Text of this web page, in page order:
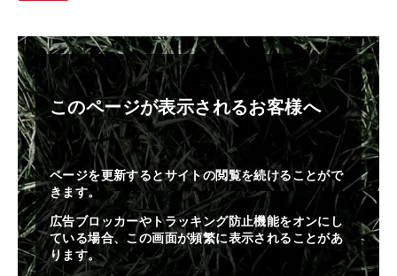
このページが表示されるお客様へ
ページを更新するとサイトの閲覧を続けることがで
きます。
広告ブロッカーやトラッキング防止機能をオンにし
ている場合、この画面が頻繁に表示されることがあ
ります。